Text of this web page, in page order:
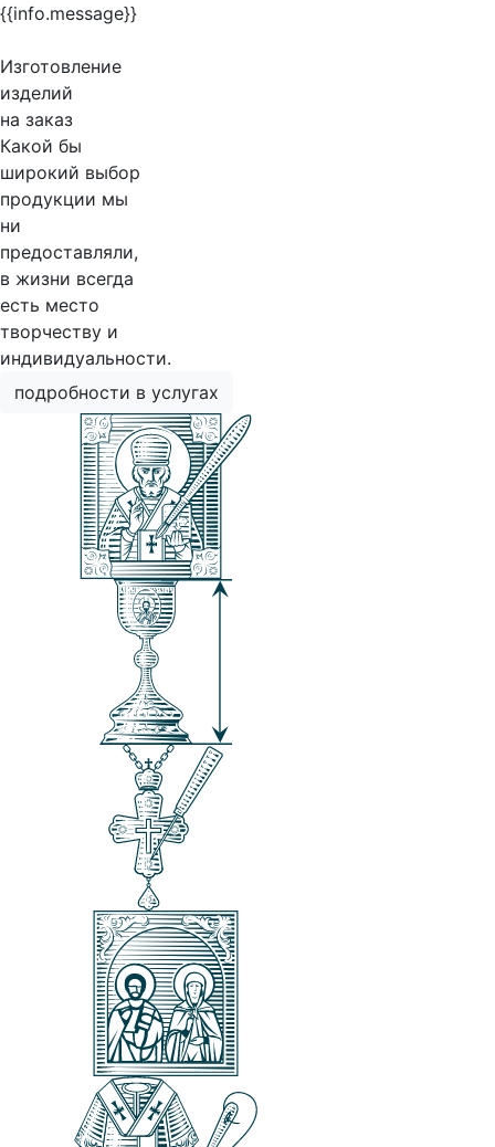
{{info.message}}
Изготовление
изделий
на заказ
Какой бы
широкий выбор
продукции мы
ни
предоставляли,
в жизни всегда
есть место
творчеству и
индивидуальности.
подробности в услугах